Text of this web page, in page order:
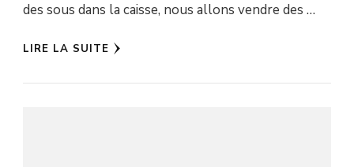
des sous dans la caisse, nous allons vendre des …
LIRE LA SUITE